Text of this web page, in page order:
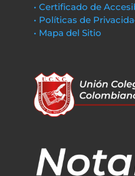
• Certificado de
• Políticas de
• Mapa del Sitio